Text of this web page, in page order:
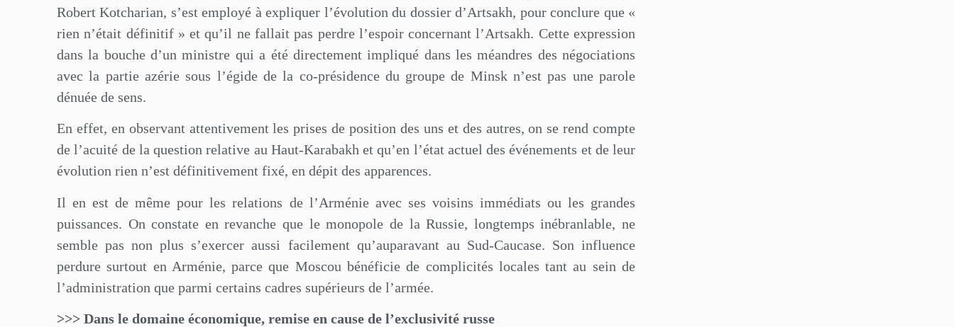
Robert Kotcharian, s’est employé à expliquer l’évolution du dossier d’Artsakh, pour conclure que «
rien n’était définitif » et qu’il ne fallait pas perdre l’espoir concernant l’Artsakh. Cette expression
dans la bouche d’un ministre qui a été directement impliqué dans les méandres des négociations
avec la partie azérie sous l’égide de la co-présidence du groupe de Minsk n’est pas une parole
dénuée de sens.
En effet, en observant attentivement les prises de position des uns et des autres, on se rend compte
de l’acuité de la question relative au Haut-Karabakh et qu’en l’état actuel des événements et de leur
évolution rien n’est définitivement fixé, en dépit des apparences.
Il en est de même pour les relations de l’Arménie avec ses voisins immédiats ou les grandes
puissances. On constate en revanche que le monopole de la Russie, longtemps inébranlable, ne
semble pas non plus s’exercer aussi facilement qu’auparavant au Sud-Caucase. Son influence
perdure surtout en Arménie, parce que Moscou bénéficie de complicités locales tant au sein de
l’administration que parmi certains cadres supérieurs de l’armée.
>>> Dans le domaine économique, remise en cause de l’exclusivité russe